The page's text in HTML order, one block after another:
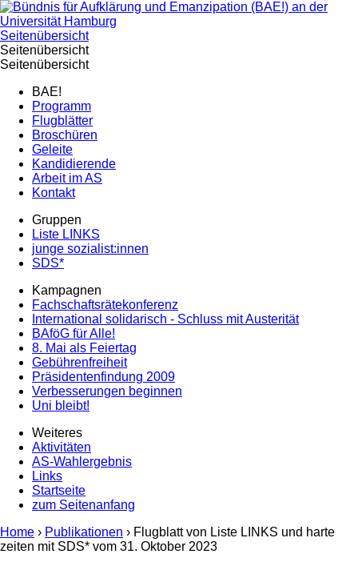
Seitenübersicht
Seitenübersicht
Seitenübersicht
BAE!
Programm
Flugblätter
Broschüren
Geleite
Kandidierende
Arbeit im AS
Kontakt
Gruppen
Liste LINKS
junge sozialist:innen
SDS*
Kampagnen
Fachschaftsrätekonferenz
International solidarisch - Schluss mit Austerität
BAföG für Alle!
8. Mai als Feiertag
Gebührenfreiheit
Präsidentenfindung 2009
Verbesserungen beginnen
Uni bleibt!
Weiteres
Aktivitäten
AS-Wahlergebnis
Links
Startseite
zum Seitenanfang
Home › Publikationen › Flugblatt von Liste LINKS und harte
zeiten mit SDS* vom 31. Oktober 2023